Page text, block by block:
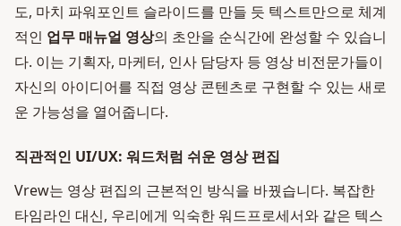
도, 마치 파워포인트 슬라이드를 만들 듯 텍스트만으로 체계
적인 업무 매뉴얼 영상의 초안을 순식간에 완성할 수 있습니
다. 이는 기획자, 마케터, 인사 담당자 등 영상 비전문가들이
자신의 아이디어를 직접 영상 콘텐츠로 구현할 수 있는 새로
운 가능성을 열어줍니다.
직관적인 UI/UX: 워드처럼 쉬운 영상 편집
Vrew는 영상 편집의 근본적인 방식을 바꿨습니다. 복잡한
타임라인 대신, 우리에게 익숙한 워드프로세서와 같은 텍스